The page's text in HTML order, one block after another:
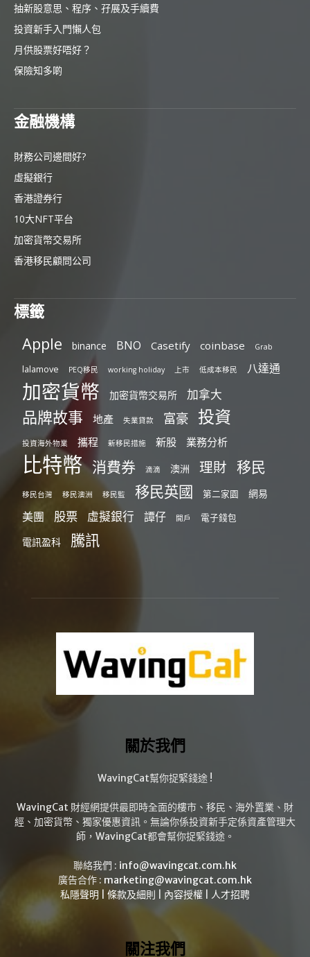
抽新股意思、程序、孖展及手續費
投資新手入門懶人包
月供股票好唔好？
保險知多啲
金融機構
財務公司邊間好?
虛擬銀行
香港證券行
10大NFT平台
加密貨幣交易所
香港移民顧問公司
標籤
Apple binance BNO Casetify coinbase Grab
lalamove PEQ移民 working holiday 上市 低成本移民 八達通
加密貨幣 加密貨幣交易所 加拿大
品牌故事 地產 失業貸款 富豪 投資
投資海外物業 攜程 新移民措施 新股 業務分析
比特幣 消費券 滴滴 澳洲 理財 移民
移民台灣 移民澳洲 移民監 移民英國 第二家園 網易
美團 股票 虛擬銀行 譚仔 開戶 電子錢包
電訊盈科 騰訊
關於我們
WavingCat幫你捉緊錢途 !
WavingCat 財經網提供最即時全面的樓市、移民、海外置業、財
經、加密貨幣、獨家優惠資訊。無論你係投資新手定係資產管理大
師，WavingCat都會幫你捉緊錢途。
聯絡我們 : info@wavingcat.com.hk
廣告合作 : marketing@wavingcat.com.hk
私隱聲明
條款及細則 內容授權 人才招聘
關注我們